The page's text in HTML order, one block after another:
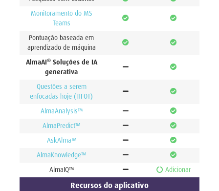
Monitoramento do MS
Teams
Pontuação baseada em
aprendizado de máquina
AlmaAI®Soluções de IA
generativa
Questões a serem
enfocadas hoje (ITFOT)
AlmaAnalysis™
AlmaPredict™
AskAlma™
AlmaKnowledge™
AlmaIQ™
Adicionar
Recursos do aplicativo